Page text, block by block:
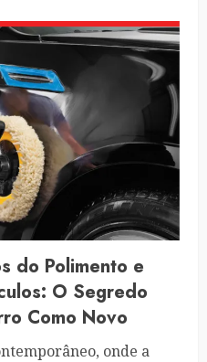
do Polimento e
O Segredo
Como Novo
onde a